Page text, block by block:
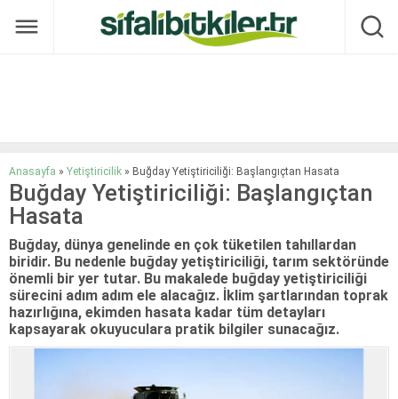
Anasayfa » Yetiştiricilik » Buğday Yetiştiriciliği: Başlangıçtan Hasata
Buğday Yetiştiriciliği: Başlangıçtan
Hasata
Buğday, dünya genelinde en çok tüketilen tahıllardan
biridir. Bu nedenle buğday yetiştiriciliği, tarım sektöründe
önemli bir yer tutar. Bu makalede buğday yetiştiriciliği
sürecini adım adım ele alacağız. İklim şartlarından toprak
hazırlığına, ekimden hasata kadar tüm detayları
kapsayarak okuyuculara pratik bilgiler sunacağız.